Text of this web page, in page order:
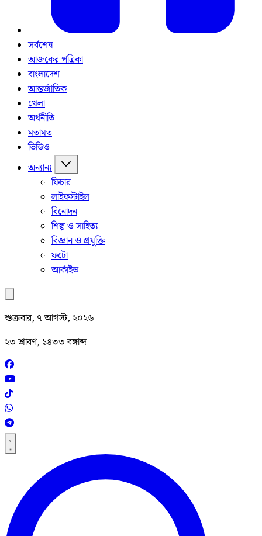
সর্বশেষ
আজকের পত্রিকা
বাংলাদেশ
আন্তর্জাতিক
খেলা
অর্থনীতি
মতামত
ভিডিও
অন্যান্য
ফিচার
লাইফস্টাইল
বিনোদন
শিল্প ও সাহিত্য
বিজ্ঞান ও প্রযুক্তি
ফটো
আর্কাইভ
শুক্রবার, ৭ আগস্ট, ২০২৬
২৩ শ্রাবণ, ১৪৩৩ বঙ্গাব্দ